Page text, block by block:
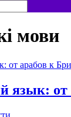
мови
язык: от